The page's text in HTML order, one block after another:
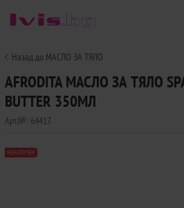
Назад до МАСЛО ЗА ТЯЛО
AFRODITA МАСЛО ЗА ТЯЛО
BUTTER 350МЛ
Арт.№: 64417
НЕНАЛИЧЕН